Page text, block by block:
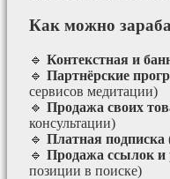
Как можно
🔹 Контекстная и
🔹 Партнёрские
сервисов медитации)
🔹 Продажа своих
консультации)
🔹 Платная подписка
🔹 Продажа ссылок и
позиции в поиске)